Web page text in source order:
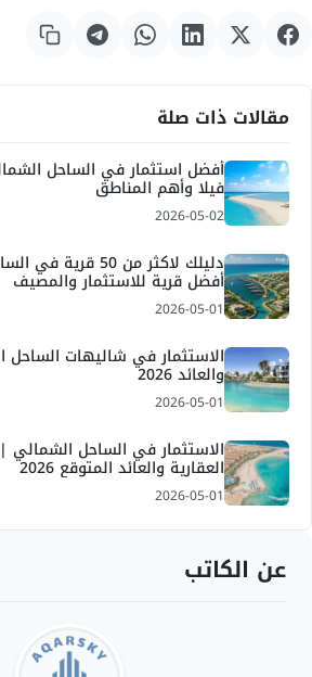
مقالات ذات صلة
فيلا وأهم المناطق
2026-05-02
دليلك لاكثر من 50
أفضل قرية للاستثمار والمصيف
2026-05-01
الاستثمار في شاليهات
والعائد 2026
2026-05-01
الاستثمار في الساحل
العقارية والعائد المتوقع 2026
2026-05-01
عن الكاتب